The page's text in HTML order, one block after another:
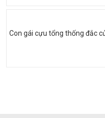
Con gái cựu tổng thống đắc